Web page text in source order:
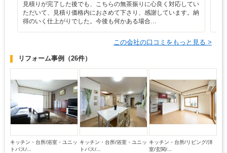
見積りが完了した後でも、こちらの無茶振りに心良く対応してい
ただいて、見積り価格内におさめて下さり、感謝しています。納
得のいく仕上がりでした。今後も何かある場合…
この会社の口コミをもっと見る >
リフォーム事例 （26件）
キッチン・台所/浴室・ユニッ
トバス/...
キッチン・台所/浴室・ユニッ
トバス/...
キッチン・台所/リビング/洋
室/玄関/...